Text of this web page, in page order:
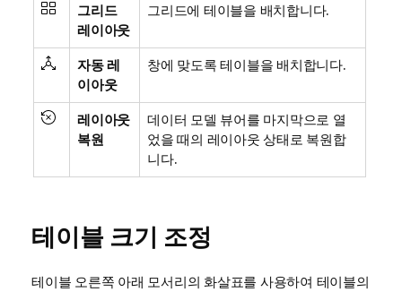
그리드
레이아웃
그리드에 테이블을 배치합니다.
자동 레
이아웃
창에 맞도록 테이블을 배치합니다.
레이아웃
복원
데이터 모델 뷰어를 마지막으로 열
었을 때의 레이아웃 상태로 복원합
니다.
테이블 크기 조정
테이블 오른쪽 아래 모서리의 화살표를 사용하여 테이블의